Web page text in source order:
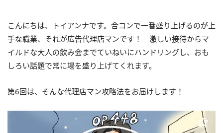
こんにちは、トイアンナです。合コンで一番盛り上げるのが上
手な職業、それが広告代理店マンです！ 激しい接待からマ
イルドな大人の飲み会までていねいにハンドリングし、おも
しろい話題で常に場を盛り上げてくれます。
第6回は、そんな代理店マン攻略法をお届けします！